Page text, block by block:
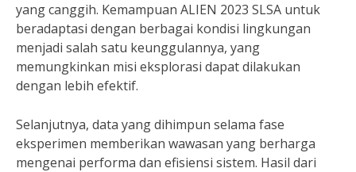
yang canggih. Kemampuan ALIEN 2023 SLSA untuk
beradaptasi dengan berbagai kondisi lingkungan
menjadi salah satu keunggulannya, yang
memungkinkan misi eksplorasi dapat dilakukan
dengan lebih efektif.
Selanjutnya, data yang dihimpun selama fase
eksperimen memberikan wawasan yang berharga
mengenai performa dan efisiensi sistem. Hasil dari